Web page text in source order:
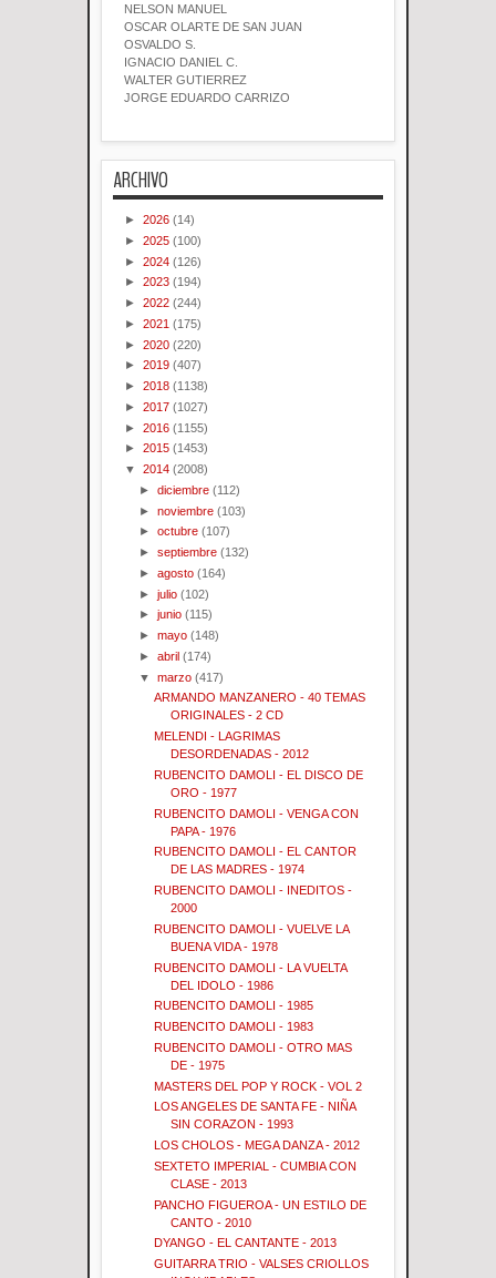
NELSON MANUEL
OSCAR OLARTE DE SAN JUAN
OSVALDO S.
IGNACIO DANIEL C.
WALTER GUTIERREZ
JORGE EDUARDO CARRIZO
ARCHIVO
► 2026 (14)
► 2025 (100)
► 2024 (126)
► 2023 (194)
► 2022 (244)
► 2021 (175)
► 2020 (220)
► 2019 (407)
► 2018 (1138)
► 2017 (1027)
► 2016 (1155)
► 2015 (1453)
▼ 2014 (2008)
►diciembre (112)
►noviembre (103)
►octubre (107)
►septiembre (132)
►agosto (164)
►julio (102)
►junio (115)
►mayo (148)
►abril (174)
▼marzo (417)
ARMANDO MANZANERO - 40 TEMAS
ORIGINALES - 2 CD
MELENDI - LAGRIMAS
DESORDENADAS - 2012
RUBENCITO DAMOLI - EL DISCO DE
ORO - 1977
RUBENCITO DAMOLI - VENGA CON
PAPA - 1976
RUBENCITO DAMOLI - EL CANTOR
DE LAS MADRES - 1974
RUBENCITO DAMOLI - INEDITOS -
2000
RUBENCITO DAMOLI - VUELVE LA
BUENA VIDA - 1978
RUBENCITO DAMOLI - LA VUELTA
DEL IDOLO - 1986
RUBENCITO DAMOLI - 1985
RUBENCITO DAMOLI - 1983
RUBENCITO DAMOLI - OTRO MAS
DE - 1975
MASTERS DEL POP Y ROCK - VOL 2
LOS ANGELES DE SANTA FE - NIÑA
SIN CORAZON - 1993
LOS CHOLOS - MEGA DANZA - 2012
SEXTETO IMPERIAL - CUMBIA CON
CLASE - 2013
PANCHO FIGUEROA - UN ESTILO DE
CANTO - 2010
DYANGO - EL CANTANTE - 2013
GUITARRA TRIO - VALSES CRIOLLOS